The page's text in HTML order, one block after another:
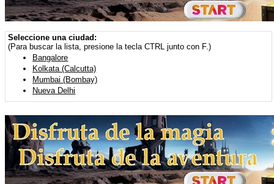
Seleccione una ciudad:
(Para buscar la lista, presione la tecla CTRL junto con F.)
Bangalore
Kolkata (Calcutta)
Mumbai (Bombay)
Nueva Delhi